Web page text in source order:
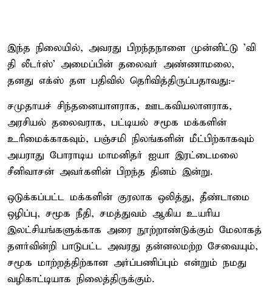
இந்த நிலையில், அவரது பிறந்தநாளை முன்னிட்டு 'வி
தி லீடர்ஸ்' அமைப்பின் தலைவர் அண்ணாமலை,
தனது எக்ஸ் தள பதிவில் தெரிவித்திருப்பதாவது:-
சமுதாயச் சிந்தனையாளராக, ஊடகவியலாளராக,
அரசியல் தலைவராக, பட்டியல் சமூக மக்களின்
உரிமைக்காகவும், பஞ்சமி நிலங்களின் மீட்பிற்காகவும்
அயராது போராடிய மாமனிதர் ஐயா இரட்டைமலை
சீனிவாசன் அவர்களின் பிறந்த தினம் இன்று.
ஒடுக்கப்பட்ட மக்களின் குரலாக ஒலித்து, தீண்டாமை
ஒழிப்பு, சமூக நீதி, சமத்துவம் ஆகிய உயரிய
இலட்சியங்களுக்காக அரை நூற்றாண்டுக்கும் மேலாகத்
தளர்வின்றி பாடுபட்ட அவரது தன்னலமற்ற சேவையும்,
சமூக மாற்றத்திற்கான அர்ப்பணிப்பும் என்றும் நமது
வழிகாட்டியாக நிலைத்திருக்கும்.